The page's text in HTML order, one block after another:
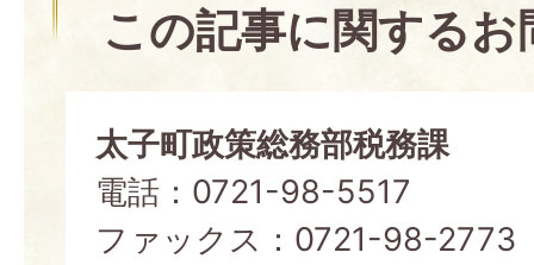
この記事に関する
太子町政策総務部税務課
電話：0721-98-5517
ファックス：0721-98-2773